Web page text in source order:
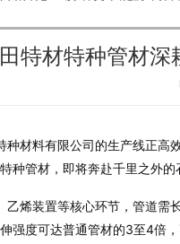
特材特种管材深
材料有限公司的生产线正
种管材，即将奔赴千里之外
烯装置等核心环节，管道
强度可达普通管材的3至4倍